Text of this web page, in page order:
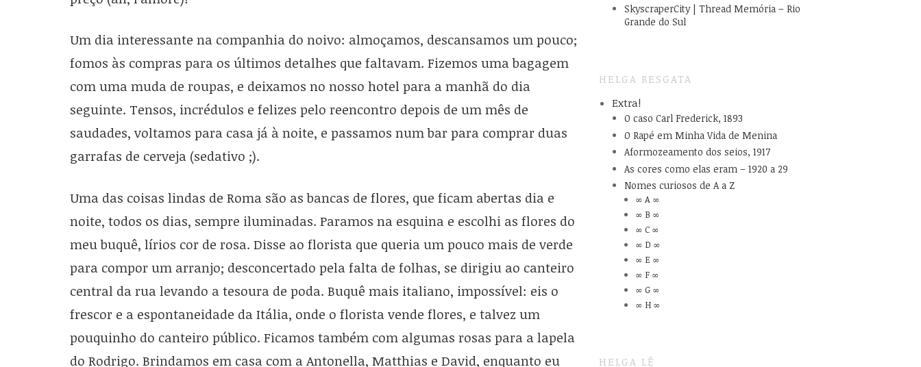
Um dia interessante na companhia do noivo: almoçamos, descansamos um pouco;
fomos às compras para os últimos detalhes que faltavam. Fizemos uma bagagem
com uma muda de roupas, e deixamos no nosso hotel para a manhã do dia
seguinte. Tensos, incrédulos e felizes pelo reencontro depois de um mês de
saudades, voltamos para casa já à noite, e passamos num bar para comprar duas
garrafas de cerveja (sedativo ;).
Uma das coisas lindas de Roma são as bancas de flores, que ficam abertas dia e
noite, todos os dias, sempre iluminadas. Paramos na esquina e escolhi as flores do
meu buquê, lírios cor de rosa. Disse ao florista que queria um pouco mais de verde
para compor um arranjo; desconcertado pela falta de folhas, se dirigiu ao canteiro
central da rua levando a tesoura de poda. Buquê mais italiano, impossível: eis o
frescor e a espontaneidade da Itália, onde o florista vende flores, e talvez um
pouquinho do canteiro público. Ficamos também com algumas rosas para a lapela
do Rodrigo. Brindamos em casa com a Antonella, Matthias e David, enquanto eu
SkyscraperCity | Thread Memória – Rio
Grande do Sul
HELGA RESGATA
Extra!
O caso Carl Frederick, 1893
O Rapé em Minha Vida de Menina
Aformozeamento dos seios, 1917
As cores como elas eram – 1920 a 29
Nomes curiosos de A a Z
∞ A ∞
∞ B ∞
∞ C ∞
∞ D ∞
∞ E ∞
∞ F ∞
∞ G ∞
∞ H ∞
HELGA LÊ